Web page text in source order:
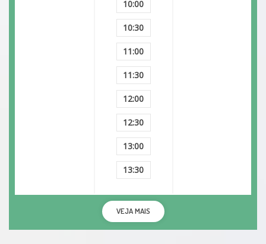
10:00
10:30
11:00
11:30
12:00
12:30
13:00
13:30
VEJA MAIS